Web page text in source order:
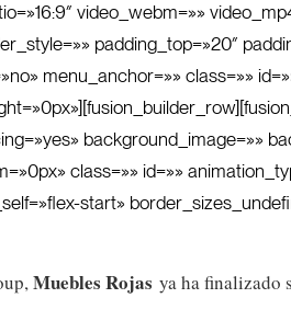
video_webm=»»
padding_top=»20″
menu_anchor=»» class=»»
background_image=»»
class=»» id=»»
start»
Muebles Rojas ya ha finalizado